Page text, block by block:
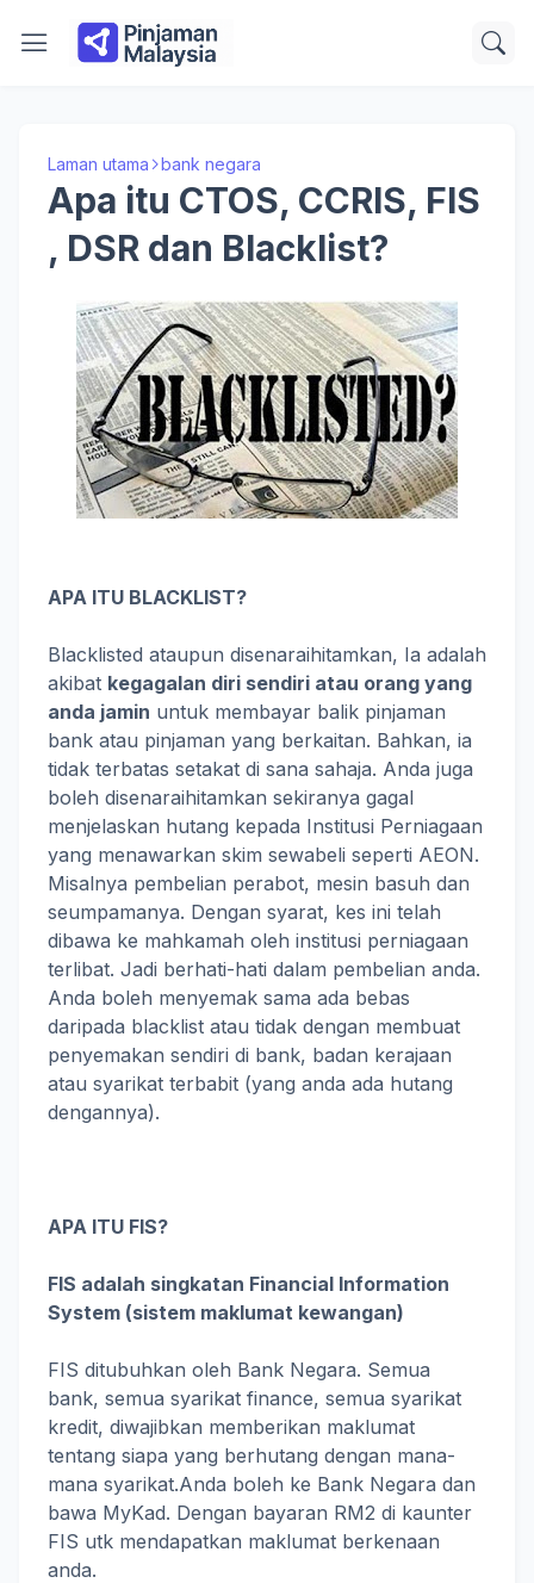
Laman utama bank negara
Apa itu CTOS, CCRIS, FIS
, DSR dan Blacklist?
APA ITU BLACKLIST?
Blacklisted ataupun disenaraihitamkan, Ia adalah
akibat kegagalan diri sendiri atau orang yang
anda jamin untuk membayar balik pinjaman
bank atau pinjaman yang berkaitan. Bahkan, ia
tidak terbatas setakat di sana sahaja. Anda juga
boleh disenaraihitamkan sekiranya gagal
menjelaskan hutang kepada Institusi Perniagaan
yang menawarkan skim sewabeli seperti AEON.
Misalnya pembelian perabot, mesin basuh dan
seumpamanya. Dengan syarat, kes ini telah
dibawa ke mahkamah oleh institusi perniagaan
terlibat. Jadi berhati-hati dalam pembelian anda.
Anda boleh menyemak sama ada bebas
daripada blacklist atau tidak dengan membuat
penyemakan sendiri di bank, badan kerajaan
atau syarikat terbabit (yang anda ada hutang
dengannya).
APA ITU FIS?
FIS adalah singkatan Financial Information
System (sistem maklumat kewangan)
FIS ditubuhkan oleh Bank Negara. Semua
bank, semua syarikat finance, semua syarikat
kredit, diwajibkan memberikan maklumat
tentang siapa yang berhutang dengan mana-
mana syarikat.Anda boleh ke Bank Negara dan
bawa MyKad. Dengan bayaran RM2 di kaunter
FIS utk mendapatkan maklumat berkenaan
anda.